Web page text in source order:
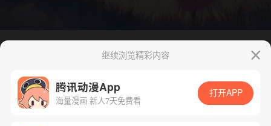
App免费看
腾漫App免费看
继续浏览精彩内容
腾讯动漫App
海量漫画 新人7天免费看
打开APP